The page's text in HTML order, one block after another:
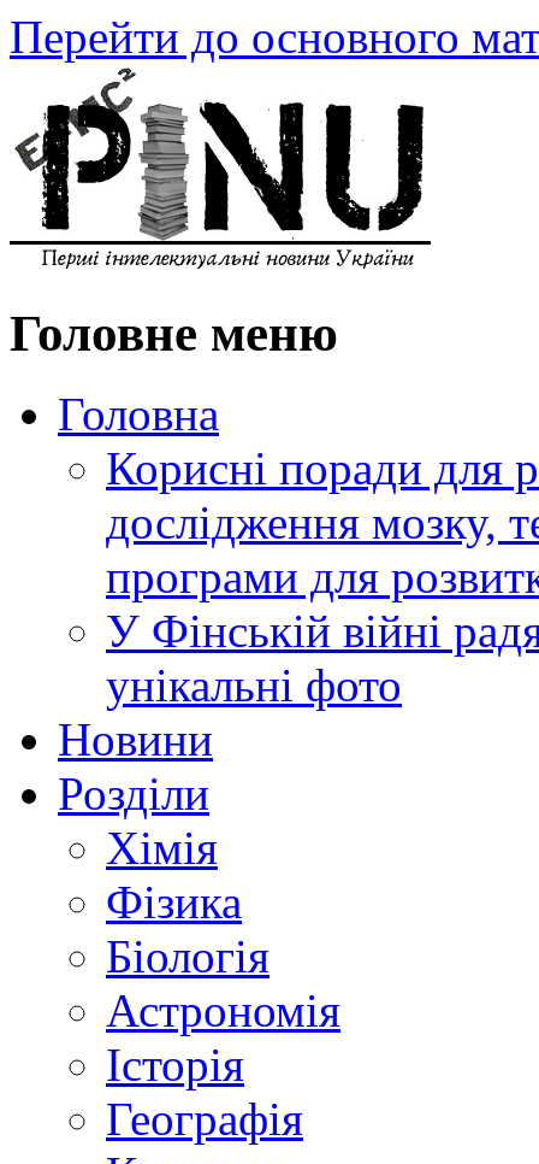
Перейти до основного
Головне меню
Головна
Корисні поради для
дослідження мозку,
програми для
У Фінській війні
унікальні фото
Новини
Розділи
Хімія
Фізика
Біологія
Астрономія
Історія
Географія